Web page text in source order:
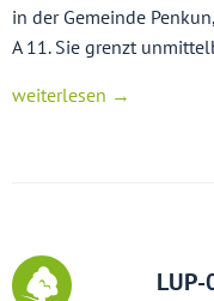
in der Gemeinde
A 11. Sie grenzt
weiterlesen →
LUP-